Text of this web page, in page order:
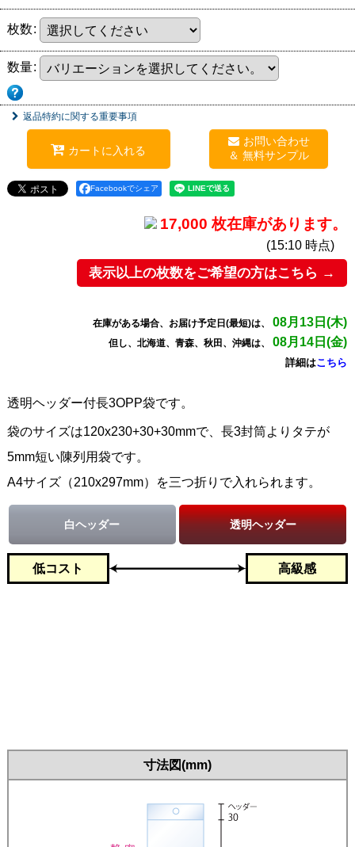
枚数:
数量:
返品特約に関する重要事項
カートに入れる
お問い合わせ
Facebookでシェア
17,000 枚在庫があります。
(15:10 時点)
表示以上の枚数をご希望の方はこちら →
在庫がある場合、お届け予定日(最短)は、 08月13日(木)
但し、北海道、青森、秋田、沖縄は、 08月14日(金)
詳細はこちら
透明ヘッダー付長3OPP袋です。
袋のサイズは120x230+30+30mmで、長3封筒よりタテが
5mm短い陳列用袋です。
A4サイズ（210x297mm）を三つ折りで入れられます。
白ヘッダー 透明ヘッダー
低コスト 高級感
寸法図(mm)